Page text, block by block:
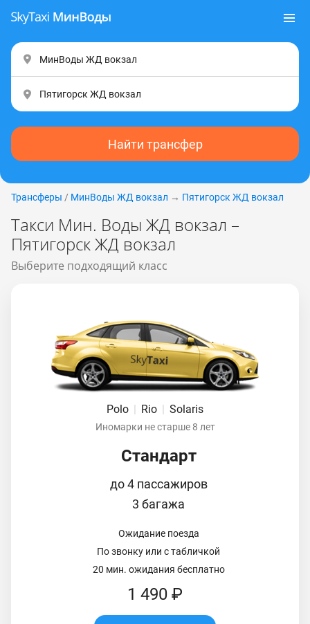
Найти трансфер
Трансферы / МинВоды ЖД вокзал → Пятигорск ЖД вокзал
Такси Мин. Воды ЖД вокзал –
Пятигорск ЖД вокзал
Выберите подходящий класс
Polo | Rio | Solaris
Иномарки не старше 8 лет
Стандарт
до 4 пассажиров
3 багажа
Ожидание поезда
По звонку или с табличкой
20 мин. ожидания бесплатно
1 490 ₽